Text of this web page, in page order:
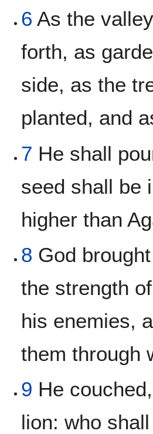
6 As the
forth, as
side, as the
planted, and
7 He shall
seed shall be
higher than
8 God
the strength
his enemies,
them through
9 He
lion: who